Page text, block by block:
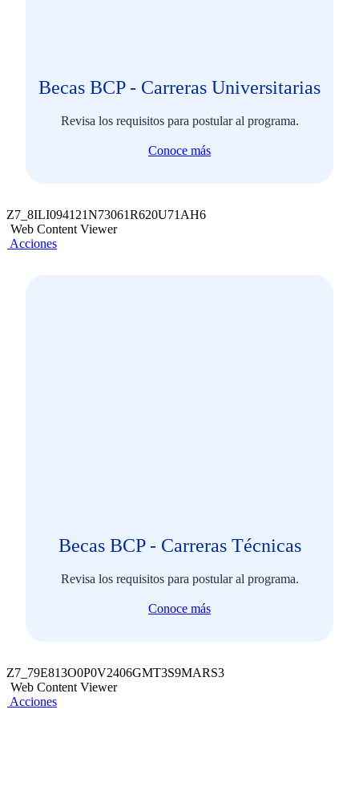
Becas BCP - Carreras Universitarias
Revisa los requisitos para postular al programa.
Conoce más
Z7_8ILI094121N73061R620U71AH6
Web Content Viewer
Acciones
Becas BCP - Carreras Técnicas
Revisa los requisitos para postular al programa.
Conoce más
Z7_79E813O0P0V2406GMT3S9MARS3
Web Content Viewer
Acciones